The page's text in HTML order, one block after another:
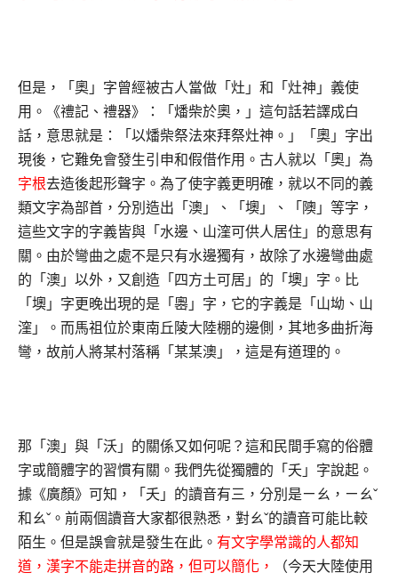
但是，「奧」字曾經被古人當做「灶」和「灶神」義使
用。《禮記、禮器》：「燔柴於奧，」這句話若譯成白
話，意思就是：「以燔柴祭法來拜祭灶神。」「奧」字出
現後，它難免會發生引申和假借作用。古人就以「奧」為
字根去造後起形聲字。為了使字義更明確，就以不同的義
類文字為部首，分別造出「澳」、「墺」、「隩」等字，
這些文字的字義皆與「水邊、山漥可供人居住」的意思有
關。由於彎曲之處不是只有水邊獨有，故除了水邊彎曲處
的「澳」以外，又創造「四方土可居」的「墺」字。比
「墺」字更晚出現的是「嶴」字，它的字義是「山坳、山
漥」。而馬祖位於東南丘陵大陸棚的邊側，其地多曲折海
彎，故前人將某村落稱「某某澳」，這是有道理的。
那「澳」與「沃」的關係又如何呢？這和民間手寫的俗體
字或簡體字的習慣有關。我們先從獨體的「夭」字說起。
據《廣顏》可知，「夭」的讀音有三，分別是ㄧㄠ，ㄧㄠˇ
和ㄠˇ。前兩個讀音大家都很熟悉，對ㄠˇ的讀音可能比較
陌生。但是誤會就是發生在此。 有文字學常識的人都知
道，漢字不能走拼音的路，但可以簡化，
（今天大陸使用